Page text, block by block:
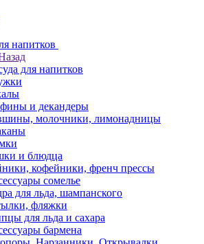
напитков
для напитков
и декандеры
молочники, лимонадницы
и блюдца
кофейники, френч прессы
сомелье
для льда, шампанского
фляжки
для льда и сахара
бармена